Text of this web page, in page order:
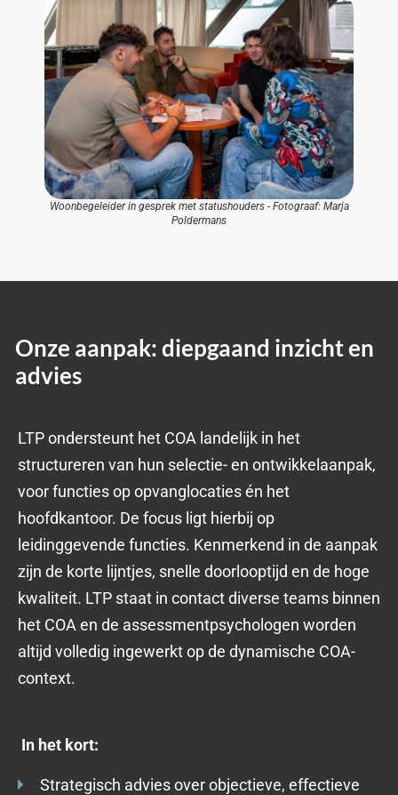
Woonbegeleider in gesprek met statushouders - Fotograaf: Marja
Poldermans
Onze aanpak: diepgaand inzicht en
advies
LTP ondersteunt het COA landelijk in het
structureren van hun selectie- en ontwikkelaanpak,
voor functies op opvanglocaties én het
hoofdkantoor. De focus ligt hierbij op
leidinggevende functies. Kenmerkend in de aanpak
zijn de korte lijntjes, snelle doorlooptijd en de hoge
kwaliteit. LTP staat in contactdiverse teams binnen
het COA en de assessmentpsychologen worden
altijd volledig ingewerktop de dynamische COA-
context.
In het kort:
Strategisch advies over objectieve, effectieve